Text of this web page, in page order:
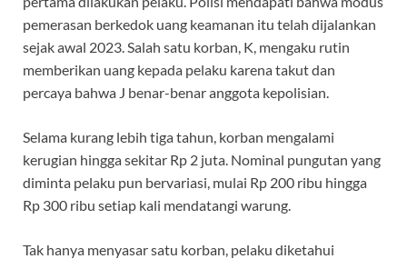
pemerasan berkedok uang keamanan itu telah dijalankan
sejak awal 2023. Salah satu korban, K, mengaku rutin
memberikan uang kepada pelaku karena takut dan
percaya bahwa J benar-benar anggota kepolisian.
Selama kurang lebih tiga tahun, korban mengalami
kerugian hingga sekitar Rp 2 juta. Nominal pungutan yang
diminta pelaku pun bervariasi, mulai Rp 200 ribu hingga
Rp 300 ribu setiap kali mendatangi warung.
Tak hanya menyasar satu korban, pelaku diketahui